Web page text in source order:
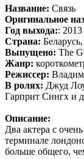
Название: Связь
Оригинальное
Год выхода:: 2013
Страна:
Выпущено: The
Жанр:
Режиссер:
В ролях: Джуд
Гарприт Сингх и
Описание:
Два актера с
терминале
больше общего,